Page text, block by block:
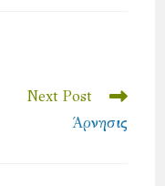
Next Post
Άρνησις